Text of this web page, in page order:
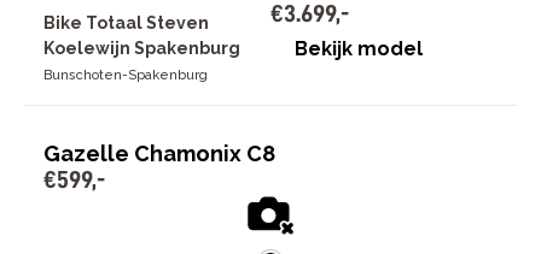
Bike Totaal Steven
Koelewijn Spakenburg
Bunschoten-Spakenburg
€3.699,-
Bekijk model
Gazelle Chamonix C8
€599,-